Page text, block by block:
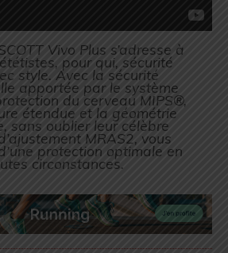
Vivo Plus s’adresse à
pour qui, sécurité
style. Avec la sécurité
apportée par le système
du cerveau MIPS®,
étendue et la géométrie
sans oublier leur célèbre
MRAS2, vous
protection optimale en
circonstances.